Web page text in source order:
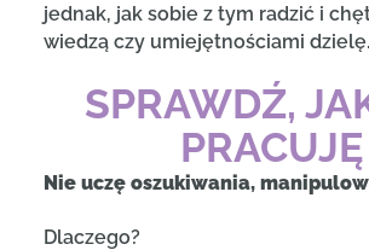
jednak, jak sobie z tym radzić i
wiedzą czy umiejętnościami dzielę.
SPRAWDŹ,
PRACUJĘ
Nie uczę oszukiwania,
Dlaczego?